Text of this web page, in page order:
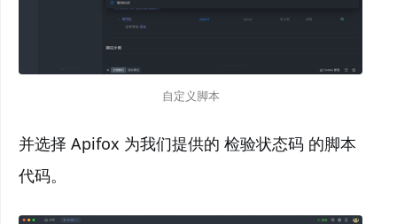
自定义脚本
并选择 Apifox 为我们提供的 检验状态码 的脚本
代码。